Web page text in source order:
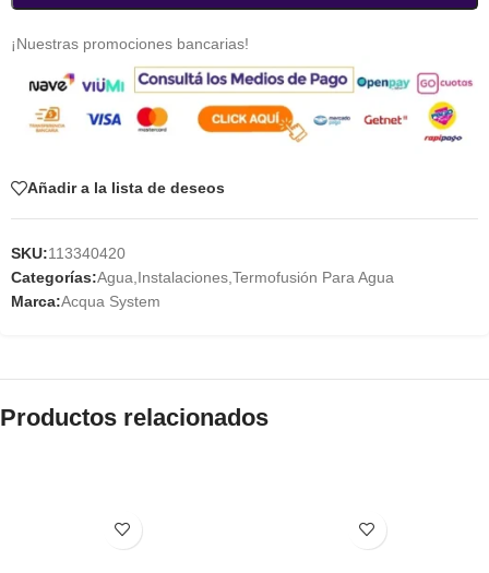
¡Nuestras promociones bancarias!
Añadir a la lista de deseos
SKU:113340420
Categorías:Agua Instalaciones Termofusión Para Agua
Marca:Acqua System
Productos relacionados